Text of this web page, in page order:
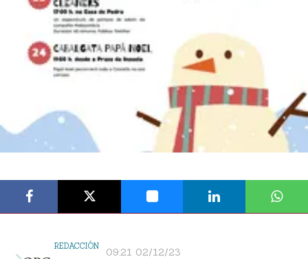
REDACCIÓN 09:21 02/12/23